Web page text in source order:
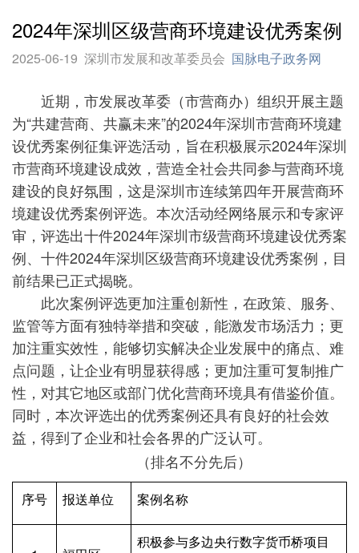
2024年深圳区级营商环境建设优秀案例
2025-06-19 深圳市发展和改革委员会 国脉电子政务网
近期，市发展改革委（市营商办）组织开展主题
为“共建营商、共赢未来”的2024年深圳市营商环境建
设优秀案例征集评选活动，旨在积极展示2024年深圳
市营商环境建设成效，营造全社会共同参与营商环境
建设的良好氛围，这是深圳市连续第四年开展营商环
境建设优秀案例评选。本次活动经网络展示和专家评
审，评选出十件2024年深圳市级营商环境建设优秀案
例、十件2024年深圳区级营商环境建设优秀案例，目
前结果已正式揭晓。
此次案例评选更加注重创新性，在政策、服务、
监管等方面有独特举措和突破，能激发市场活力；更
加注重实效性，能够切实解决企业发展中的痛点、难
点问题，让企业有明显获得感；更加注重可复制推广
性，对其它地区或部门优化营商环境具有借鉴价值。
同时，本次评选出的优秀案例还具有良好的社会效
益，得到了企业和社会各界的广泛认可。
（排名不分先后）
序号 报送单位 案例名称
积极参与多边央行数字货币桥项目